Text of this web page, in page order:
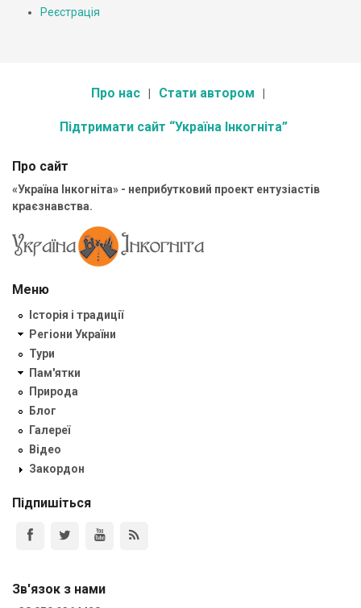
Реєстрація
Про нас Стати автором
Підтримати сайт “Україна Інкогніта”
Про сайт
«Україна Інкогніта» - неприбутковий проект ентузіастів
краєзнавства.
Меню
Історія і традиції
Регіони України
Тури
Пам'ятки
Природа
Блог
Галереї
Відео
Закордон
Підпишіться
Зв'язок з нами